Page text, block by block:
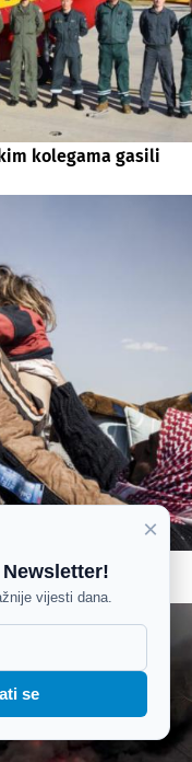
kolegama gasili
rata: Što je
×
vijesti dana.
se